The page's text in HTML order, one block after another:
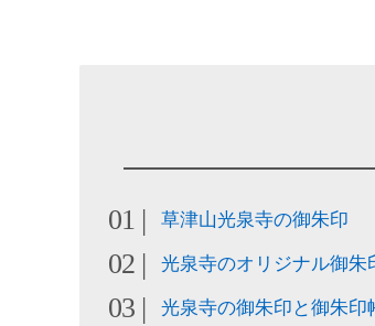
草津山光泉寺の御朱印
光泉寺のオリジナル御朱
光泉寺の御朱印と御朱